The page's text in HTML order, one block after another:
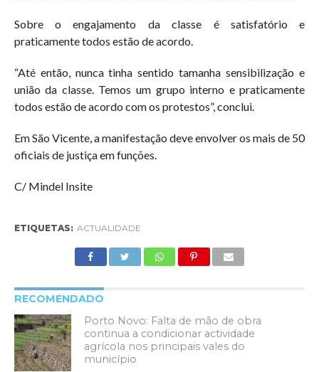
Sobre o engajamento da classe é satisfatório e
praticamente todos estão de acordo.
“Até então, nunca tinha sentido tamanha sensibilização e
união da classe. Temos um grupo interno e praticamente
todos estão de acordo com os protestos”, conclui.
Em São Vicente, a manifestação deve envolver os mais de 50
oficiais de justiça em funções.
C/ Mindel Insite
ETIQUETAS: ACTUALIDADE
RECOMENDADO
Porto Novo: Falta de mão de obra
continua a condicionar actividade
agrícola nos principais vales do
município